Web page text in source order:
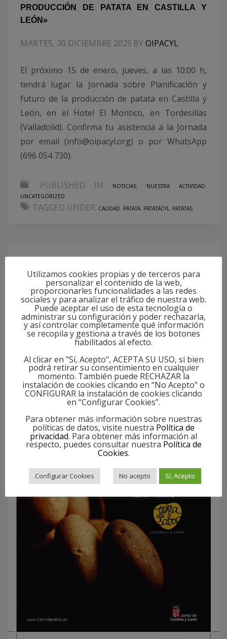
PRODUCCIÓN DE PATATA EN CASTILLA Y
LEÓN»
MARTES, 30 DICIEMBRE 2025 BYOIPACYL
El próximo 15 de enero, jueves, a las 10:00 h,
tendrá lugar la Jornada sobre Planificación y
futuro de la producción de patata en Castilla y
León, en el Hotel El Montico, en Tordesillas
(Valladolid). Confirma tu asistencia a la Jornada
por email (info@oipacyl.org) o por WhatsApp
(696 054 730).
PUBLISHED IN NOTICIAS, NUESTRA ACTIVIDAD,
UNCATEGORIZED
TAGGED UNDER: CALIDAD, PATATA, PATATACYL, PATATAS
MIÉRCOLES, 03 SEPTIEMBRE 2025BY OIPACYL
PUBLISHED IN NUESTRA ACTIVIDAD, UNCATEGORIZED
TAGGED UNDER: CALIDAD ,DESPERDICIO ALIMENTARIO
PATATA , PATATACYL
Utilizamos cookies propias y de terceros para
personalizar el contenido de la web,
proporcionarles funcionalidades a las redes
sociales y para analizar el tráfico de nuestra web.
Puede aceptar el uso de esta tecnología o
administrar su configuración y poder rechazarla,
y así controlar completamente qué información
se recopila y gestiona a través de los botones
habilitados al efecto.
Al clicar en "Sí, Acepto", ACEPTA SU USO, si bien
podrá retirar su consentimiento en cualquier
momento. También puede RECHAZAR la
instalación de cookies clicando en “No Acepto" o
CONFIGURAR la instalación de cookies clicando
en “Configurar Cookies”.
Para obtener más información sobre nuestras
políticas de datos, visite nuestra Política de
privacidad. Para obtener más información al
respecto, puedes consultar nuestra Política de
Cookies.
Configurar Cookies No acepto Sí, Acepto